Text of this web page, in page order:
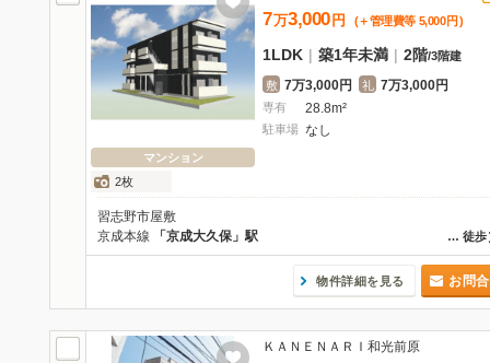
マンション
2枚
7万3,000 円 (＋管理費等 5,000 円 )
1LDK | 築1年未満 | 2階/3階建
敷 7万3,000円 礼 7万3,000円
専有 28.8m²
駐車場 なし
習志野市屋敷
… 徒歩
京成本線 「京成大久保」駅
物件詳細を見る お問
ＫＡＮＥＮＡＲＩ和光前原